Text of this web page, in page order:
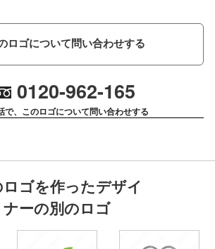
ロゴについて問い合わせする
0120-962-165
で、このロゴについて問い合わせする
ゴを作ったデザイ
ナーの別のロゴ